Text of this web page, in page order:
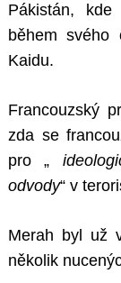
Pákistán,
během
Kaidu.
Francouzský
zda se
pro „
odvody“ v
Merah byl už
několik